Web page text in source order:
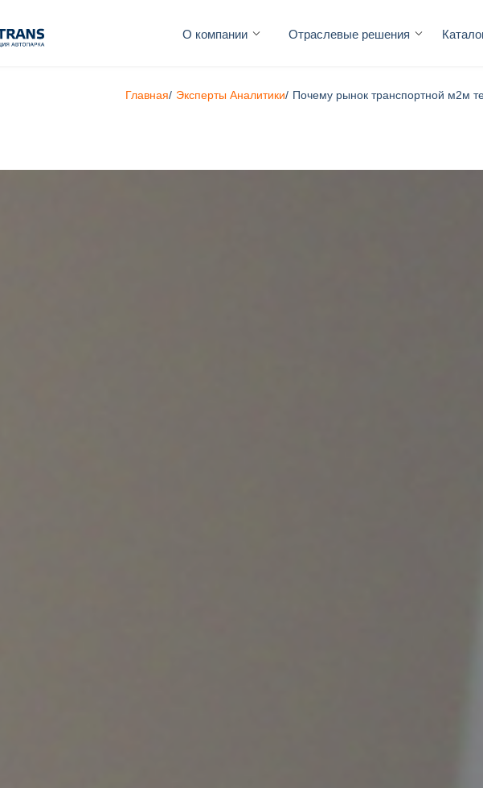
Отраслевые решения
О компании
Главная/ Эксперты Аналитики/ Почему рынок транспортной м2м